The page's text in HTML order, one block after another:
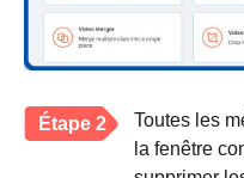
Étape 2
Toutes les
la fenêtre